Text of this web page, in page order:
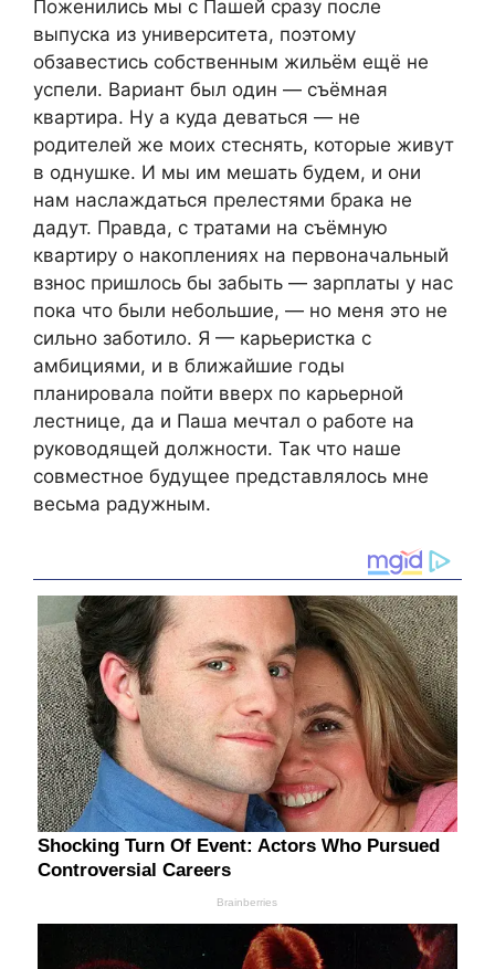
Поженились мы с Пашей сразу после
выпуска из университета, поэтому
обзавестись собственным жильём ещё не
успели. Вариант был один — съёмная
квартира. Ну а куда деваться — не
родителей же моих стеснять, которые живут
в однушке. И мы им мешать будем, и они
нам наслаждаться прелестями брака не
дадут. Правда, с тратами на съёмную
квартиру о накоплениях на первоначальный
взнос пришлось бы забыть — зарплаты у нас
пока что были небольшие, — но меня это не
сильно заботило. Я — карьеристка с
амбициями, и в ближайшие годы
планировала пойти вверх по карьерной
лестнице, да и Паша мечтал о работе на
руководящей должности. Так что наше
совместное будущее представлялось мне
весьма радужным.